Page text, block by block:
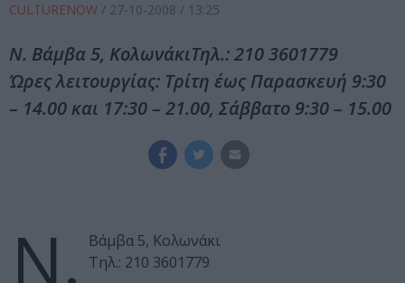
CULTURENOW / 27-10-2008 / 13:25
Ν. Βάμβα 5, ΚολωνάκιΤηλ.: 210 3601779
Ώρες λειτουργίας: Τρίτη έως Παρασκευή 9:30
– 14.00 και 17:30 – 21.00, Σάββατο 9:30 – 15.00
Ν.
Βάμβα 5, Κολωνάκι
Τηλ.: 210 3601779